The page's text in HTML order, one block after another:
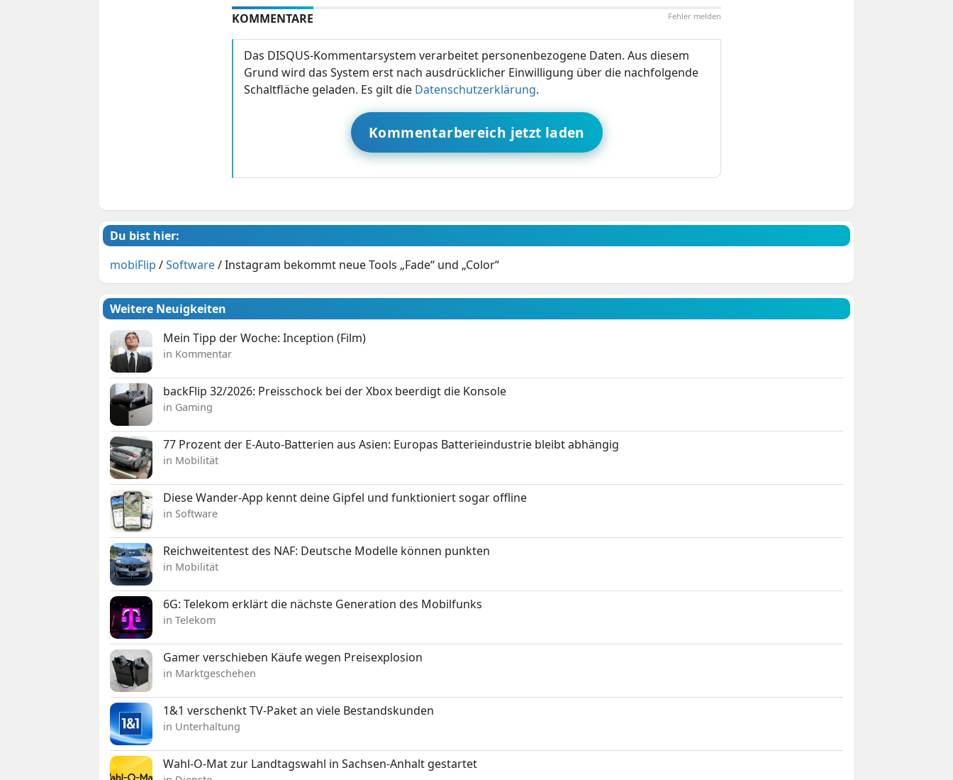
Fehler melden
KOMMENTARE
Das DISQUS-Kommentarsystem verarbeitet personenbezogene Daten. Aus diesem
Grund wird das System erst nach ausdrücklicher Einwilligung über die nachfolgende
Schaltfläche geladen. Es gilt die Datenschutzerklärung.
Kommentarbereich jetzt laden
Du bist hier:
mobiFlip /Software/Instagram bekommt neue Tools „Fade“ und „Color“
Weitere Neuigkeiten
Mein Tipp der Woche: Inception (Film)
in Kommentar
backFlip 32/2026: Preisschock bei der Xbox beerdigt die Konsole
in Gaming
77 Prozent der E-Auto-Batterien aus Asien: Europas Batterieindustrie bleibt abhängig
in Mobilität
Diese Wander-App kennt deine Gipfel und funktioniert sogar offline
in Software
Reichweitentest des NAF: Deutsche Modelle können punkten
in Mobilität
6G: Telekom erklärt die nächste Generation des Mobilfunks
in Telekom
Gamer verschieben Käufe wegen Preisexplosion
in Marktgeschehen
1&1 verschenkt TV-Paket an viele Bestandskunden
in Unterhaltung
Wahl-O-Mat zur Landtagswahl in Sachsen-Anhalt gestartet